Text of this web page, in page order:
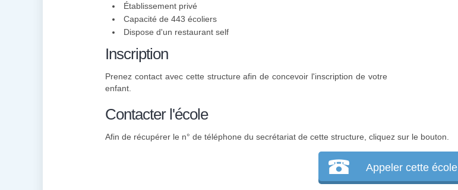
Établissement privé
Capacité de 443 écoliers
Dispose d'un restaurant self
Inscription
Prenez contact avec cette structure afin de concevoir l'inscription de votre
enfant.
Contacter l'école
Afin de récupérer le n° de téléphone du secrétariat de cette structure, cliquez sur le bouton.
Appeler cette école